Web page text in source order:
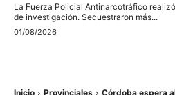
La Fuerza Policial Antinarcotráfico
de investigación. Secuestraron más...
01/08/2026